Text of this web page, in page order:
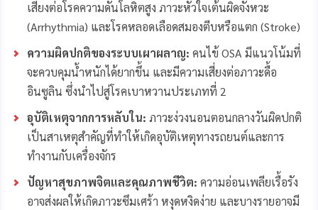
เสี่ยงต่อโรคความดันโลหิตสูง ภาวะหัวใจเต้นผิดจังหวะ
(Arrhythmia) และโรคหลอดเลือดสมองตีบหรือแตก (Stroke)
ความผิดปกติของระบบเผาผลาญ: คนไข้ OSA มีแนวโน้มที่
จะควบคุมน้ำหนักได้ยากขึ้น และมีความเสี่ยงต่อภาวะดื้อ
อินซูลิน ซึ่งนำไปสู่โรคเบาหวานประเภทที่ 2
อุบัติเหตุจากการหลับใน: ภาวะง่วงนอนตอนกลางวันผิดปกติ
เป็นสาเหตุสำคัญที่ทำให้เกิดอุบัติเหตุทางรถยนต์และการ
ทำงานกับเครื่องจักร
ปัญหาสุขภาพจิตและคุณภาพชีวิต: ความอ่อนเพลียเรื้อรัง
อาจส่งผลให้เกิดภาวะซึมเศร้า หงุดหงิดง่าย และบางรายอาจมี